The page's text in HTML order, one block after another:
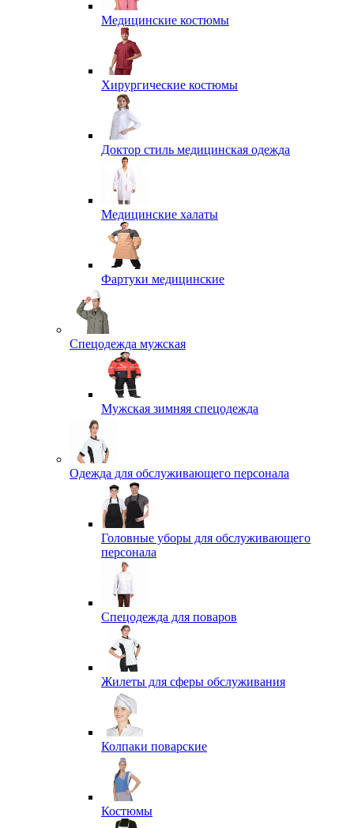
Медицинские костюмы
Хирургические костюмы
Доктор стиль медицинская одежда
Медицинские халаты
Фартуки медицинские
Спецодежда мужская
Мужская зимняя спецодежда
Одежда для обслуживающего персонала
Головные уборы для обслуживающего
персонала
Спецодежда для поваров
Жилеты для сферы обслуживания
Колпаки поварские
Костюмы